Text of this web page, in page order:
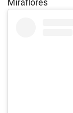
Miraflores